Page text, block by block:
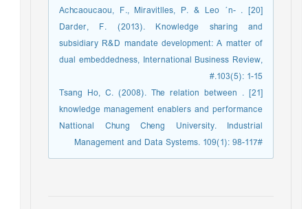
[20] . Achcaoucaou, F., Miravitlles, P. & Leo ´n-
Darder, F. (2013). Knowledge sharing and
subsidiary R&D mandate development: A matter of
dual embeddedness, International Business Review,
103(5): 1-15.#
[21] . Tsang Ho, C. (2008). The relation between
knowledge management enablers and performance
Nattional Chung Cheng University. Industrial
Management and Data Systems. 109(1): 98-117#